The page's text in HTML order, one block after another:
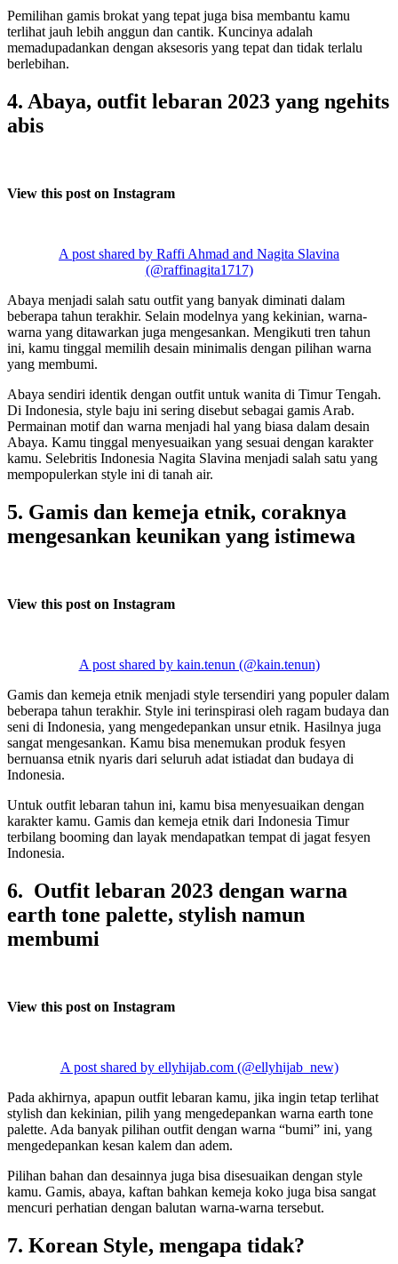
Pemilihan gamis brokat yang tepat juga bisa membantu kamu
terlihat jauh lebih anggun dan cantik. Kuncinya adalah
memadupadankan dengan aksesoris yang tepat dan tidak terlalu
berlebihan.
4. Abaya, outfit lebaran 2023 yang ngehits
abis
View this post on Instagram
A post shared by Raffi Ahmad and Nagita Slavina
(@raffinagita1717)
Abaya menjadi salah satu outfit yang banyak diminati dalam
beberapa tahun terakhir. Selain modelnya yang kekinian, warna-
warna yang ditawarkan juga mengesankan. Mengikuti tren tahun
ini, kamu tinggal memilih desain minimalis dengan pilihan warna
yang membumi.
Abaya sendiri identik dengan outfit untuk wanita di Timur Tengah.
Di Indonesia, style baju ini sering disebut sebagai gamis Arab.
Permainan motif dan warna menjadi hal yang biasa dalam desain
Abaya. Kamu tinggal menyesuaikan yang sesuai dengan karakter
kamu. Selebritis Indonesia Nagita Slavina menjadi salah satu yang
mempopulerkan style ini di tanah air.
5. Gamis dan kemeja etnik, coraknya
mengesankan keunikan yang istimewa
View this post on Instagram
A post shared by kain.tenun (@kain.tenun)
Gamis dan kemeja etnik menjadi style tersendiri yang populer dalam
beberapa tahun terakhir. Style ini terinspirasi oleh ragam budaya dan
seni di Indonesia, yang mengedepankan unsur etnik. Hasilnya juga
sangat mengesankan. Kamu bisa menemukan produk fesyen
bernuansa etnik nyaris dari seluruh adat istiadat dan budaya di
Indonesia.
Untuk outfit lebaran tahun ini, kamu bisa menyesuaikan dengan
karakter kamu. Gamis dan kemeja etnik dari Indonesia Timur
terbilang booming dan layak mendapatkan tempat di jagat fesyen
Indonesia.
6. Outfit lebaran 2023 dengan warna
earth tone palette, stylish namun
membumi
View this post on Instagram
A post shared by ellyhijab.com (@ellyhijab_new)
Pada akhirnya, apapun outfit lebaran kamu, jika ingin tetap terlihat
stylish dan kekinian, pilih yang mengedepankan warna earth tone
palette. Ada banyak pilihan outfit dengan warna “bumi” ini, yang
mengedepankan kesan kalem dan adem.
Pilihan bahan dan desainnya juga bisa disesuaikan dengan style
kamu. Gamis, abaya, kaftan bahkan kemeja koko juga bisa sangat
mencuri perhatian dengan balutan warna-warna tersebut.
7. Korean Style, mengapa tidak?